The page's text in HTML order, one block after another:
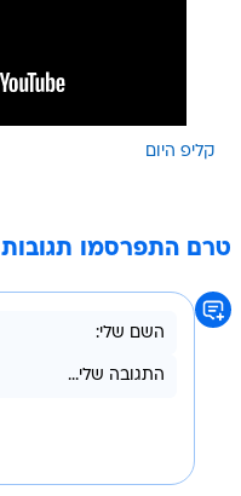
קליפ היום
טרם התפרסמו תגובות